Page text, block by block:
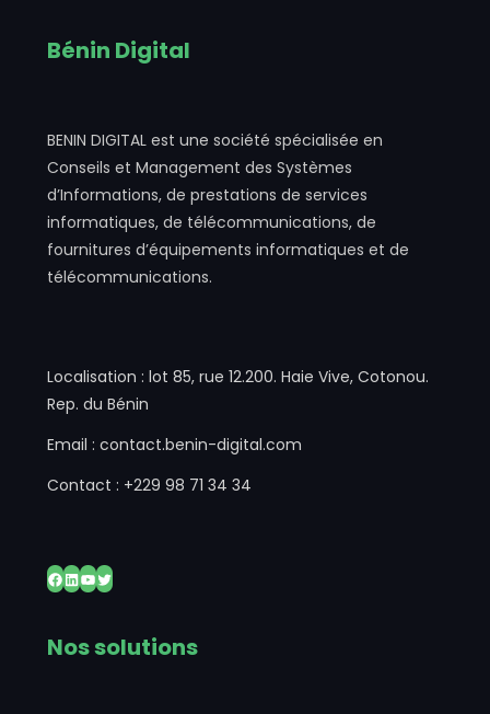
Bénin Digital
BENIN DIGITAL est une société spécialisée en
Conseils et Management des Systèmes
d’Informations, de prestations de services
informatiques, de télécommunications, de
fournitures d’équipements informatiques et de
télécommunications.
Localisation : lot 85, rue 12.200. Haie Vive, Cotonou.
Rep. du Bénin
Email : contact.benin-digital.com
Contact : +229 98 71 34 34
Facebook
LinkedIn
YouTube
Twitter
Nos solutions